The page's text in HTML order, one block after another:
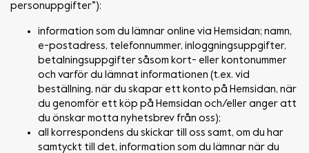
personuppgifter”):
information som du lämnar online via Hemsidan; namn,
e-postadress, telefonnummer, inloggningsuppgifter,
betalningsuppgifter såsom kort- eller kontonummer
och varför du lämnat informationen (t.ex. vid
beställning, när du skapar ett konto på Hemsidan, när
du genomför ett köp på Hemsidan och/eller anger att
du önskar motta nyhetsbrev från oss);
all korrespondens du skickar till oss samt, om du har
samtyckt till det, information som du lämnar när du